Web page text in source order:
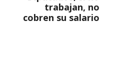
trabajan, no
cobren su salario